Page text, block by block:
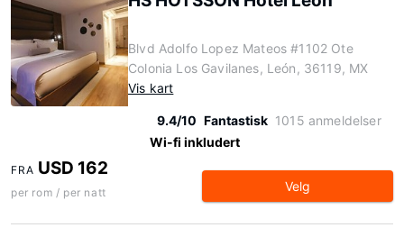
Blvd Adolfo Lopez Mateos #1102 Ote
Colonia Los Gavilanes, León, 36119, MX
Vis kart
9.4/10 Fantastisk 1015 anmeldelser
Wi-fi inkludert
FRA USD 162
per rom / per natt Velg